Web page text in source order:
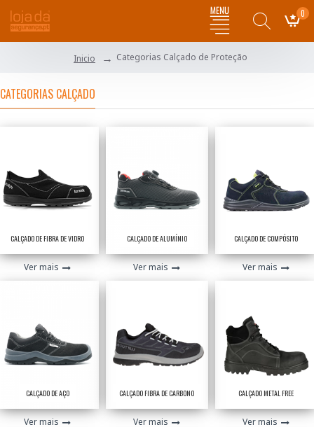
0
Inicio Categorias Calçado de Proteção
CATEGORIAS CALÇADO
CALÇADO DE FIBRA DE VIDRO
Ver mais
CALÇADO DE ALUMÍNIO
Ver mais
CALÇADO DE COMPÓSITO
Ver mais
CALÇADO DE AÇO
Ver mais
CALÇADO FIBRA DE CARBONO
Ver mais
CALÇADO METAL FREE
Ver mais